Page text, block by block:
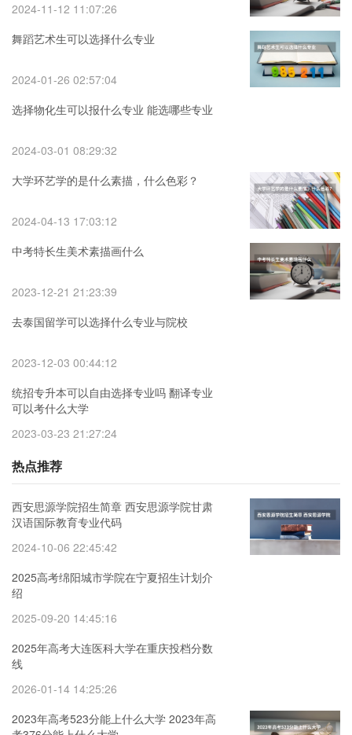
2024-11-12 11:07:26
舞蹈艺术生可以选择什么专业
2024-01-26 02:57:04
选择物化生可以报什么专业 能选哪些专业
2024-03-01 08:29:32
大学环艺学的是什么素描，什么色彩？
2024-04-13 17:03:12
中考特长生美术素描画什么
2023-12-21 21:23:39
去泰国留学可以选择什么专业与院校
2023-12-03 00:44:12
统招专升本可以自由选择专业吗 翻译专业
可以考什么大学
2023-03-23 21:27:24
热点推荐
西安思源学院招生简章 西安思源学院甘肃
汉语国际教育专业代码
2024-10-06 22:45:42
2025高考绵阳城市学院在宁夏招生计划介
绍
2025-09-20 14:45:16
2025年高考大连医科大学在重庆投档分数
线
2026-01-14 14:25:26
2023年高考523分能上什么大学 2023年高